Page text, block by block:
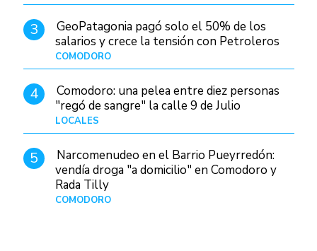
3
GeoPatagonia pagó solo el 50% de los
salarios y crece la tensión con Petroleros
COMODORO
4
Comodoro: una pelea entre diez personas
"regó de sangre" la calle 9 de Julio
LOCALES
5
Narcomenudeo en el Barrio Pueyrredón:
vendía droga "a domicilio" en Comodoro y
Rada Tilly
COMODORO